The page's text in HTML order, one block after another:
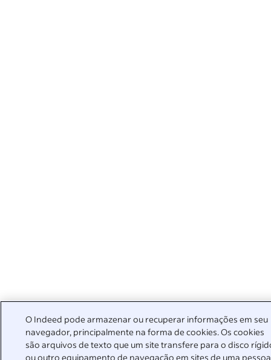
O Indeed pode armazenar ou recuperar informações em seu
navegador, principalmente na forma de cookies. Os cookies
são arquivos de texto que um site transfere para o disco
ou outro equipamento de navegação em sites de uma pessoa